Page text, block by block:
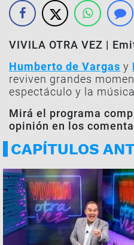
VIVILA OTRA VEZ |
Humberto de Vargas y
reviven grandes
espectáculo y la
Mirá el programa
opinión en los
CAPÍTULOS